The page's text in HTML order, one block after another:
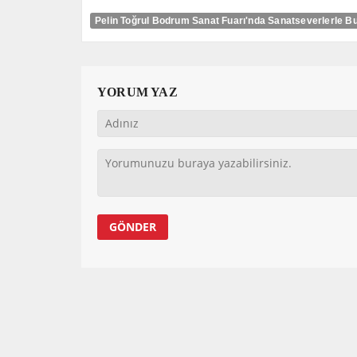
Pelin Toğrul Bodrum Sanat Fuarı'nda Sanatseverlerle
YORUM YAZ